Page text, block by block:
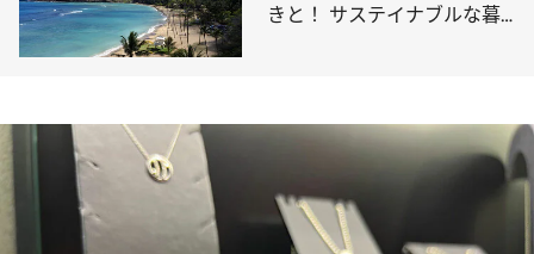
きと！ サステイナブルな暮